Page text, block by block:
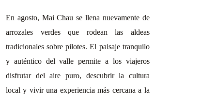
En agosto, Mai Chau se llena nuevamente de
arrozales verdes que rodean las aldeas
tradicionales sobre pilotes. El paisaje tranquilo
y auténtico del valle permite a los viajeros
disfrutar del aire puro, descubrir la cultura
local y vivir una experiencia más cercana a la